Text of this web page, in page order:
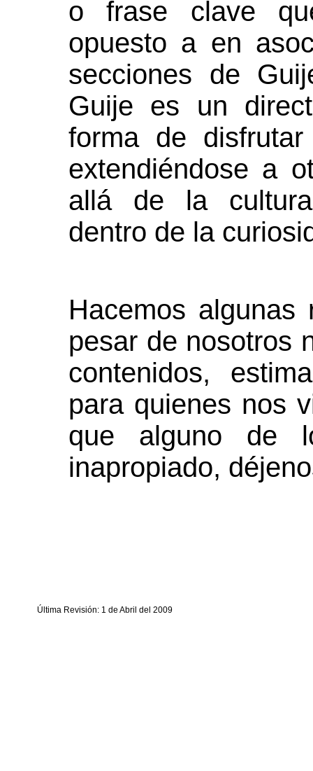
o frase clave
opuesto a en
secciones de
Guije es un
forma de
extendiéndose a
allá de la cultura
dentro de la
Hacemos
pesar de nosotros
contenidos,
para quienes nos
que alguno de
inapropiado,
Última Revisión: 1 de Abril del 2009